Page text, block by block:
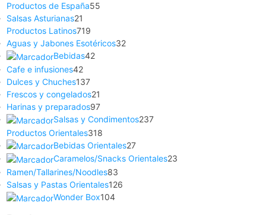
Productos de España55
Salsas Asturianas21
Productos Latinos719
Aguas y Jabones Esotéricos32
Bebidas42
Cafe e infusiones42
Dulces y Chuches137
Frescos y congelados21
Harinas y preparados97
Salsas y Condimentos237
Productos Orientales318
Bebidas Orientales27
Caramelos/Snacks Orientales23
Ramen/Tallarines/Noodles83
Salsas y Pastas Orientales126
Wonder Box104